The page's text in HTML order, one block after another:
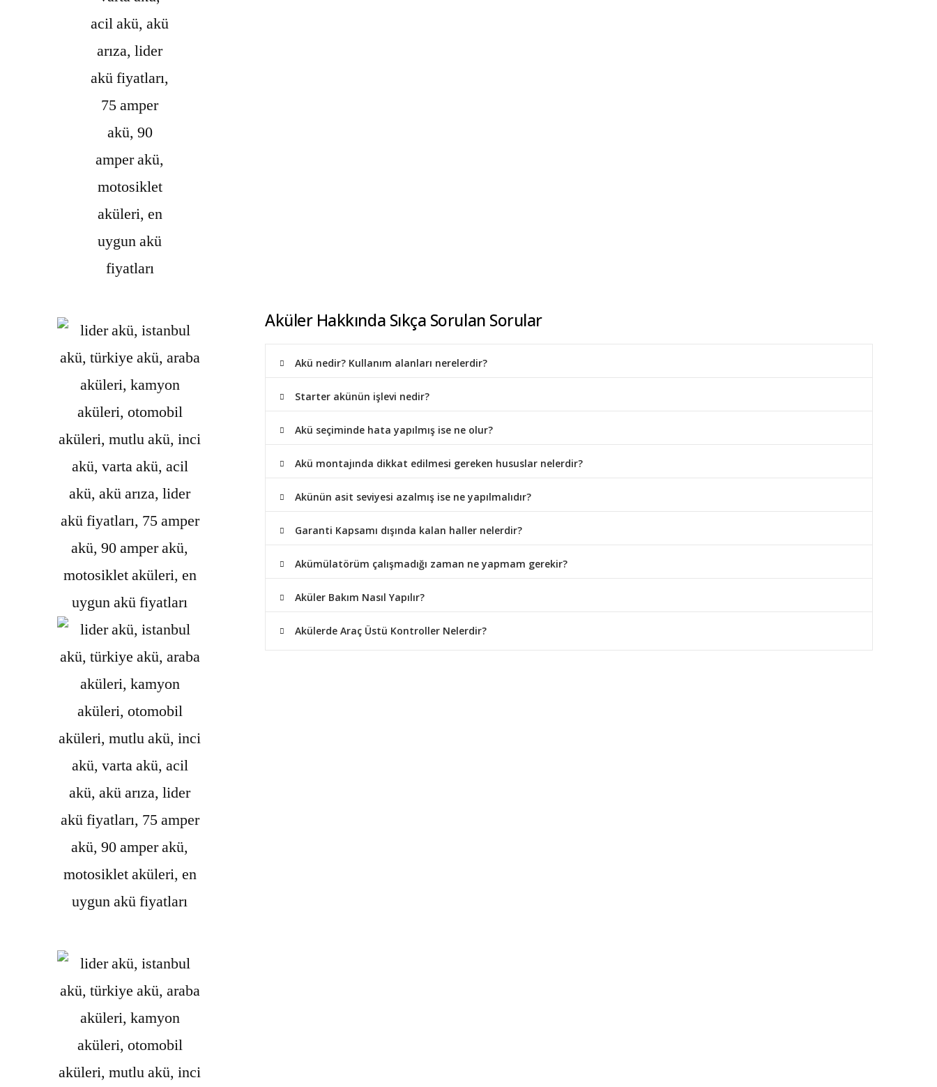
Aküler Hakkında Sıkça Sorulan Sorular
Akü nedir? Kullanım alanları nerelerdir?
Starter akünün işlevi nedir?
Akü seçiminde hata yapılmış ise ne olur?
Akü montajında dikkat edilmesi gereken hususlar nelerdir?
Akünün asit seviyesi azalmış ise ne yapılmalıdır?
Garanti Kapsamı dışında kalan haller nelerdir?
Akümülatörüm çalışmadığı zaman ne yapmam gerekir?
Aküler Bakım Nasıl Yapılır?
Akülerde Araç Üstü Kontroller Nelerdir?